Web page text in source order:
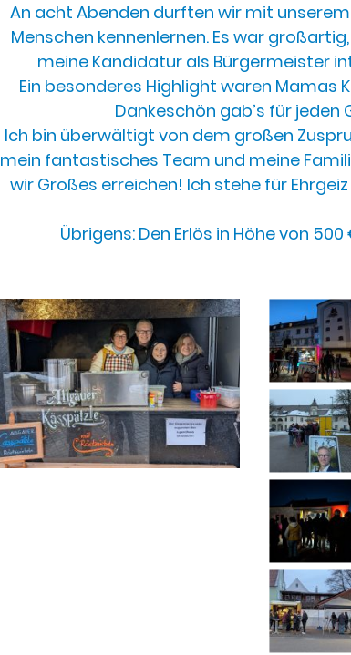
An acht Abenden durften wir mit
Menschen kennenlernen. Es war
meine Kandidatur als Bürgermeister
Ein besonderes Highlight waren Mamas
Dankeschön gab’s für
Ich bin überwältigt von dem großen
mein fantastisches Team und meine
wir Großes erreichen! Ich stehe für
Übrigens: Den Erlös in Höhe von